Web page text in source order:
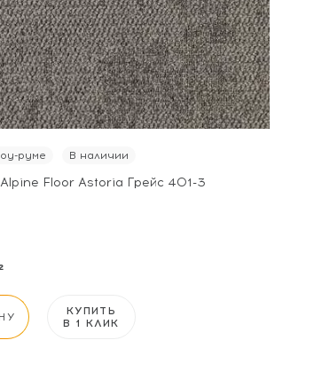
руме В наличии
Floor Astoria Грейс 401-3
КУПИТЬ
В 1 КЛИК